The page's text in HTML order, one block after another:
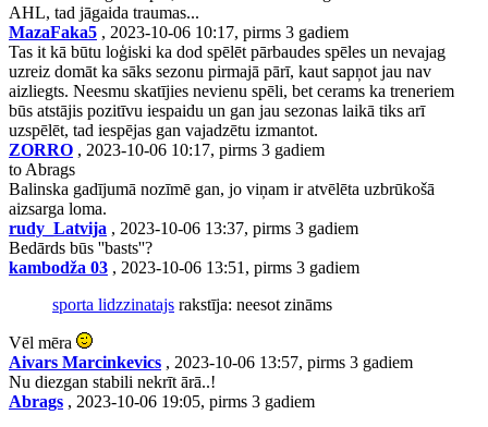
AHL, tad jāgaida traumas...
MazaFaka5 , 2023-10-06 10:17, pirms 3 gadiem
Tas it kā būtu loģiski ka dod spēlēt pārbaudes spēles un nevajag
uzreiz domāt ka sāks sezonu pirmajā pārī, kaut sapņot jau nav
aizliegts. Neesmu skatījies nevienu spēli, bet cerams ka treneriem
būs atstājis pozitīvu iespaidu un gan jau sezonas laikā tiks arī
uzspēlēt, tad iespējas gan vajadzētu izmantot.
ZORRO , 2023-10-06 10:17, pirms 3 gadiem
to Abrags
Balinska gadījumā nozīmē gan, jo viņam ir atvēlēta uzbrūkošā
aizsarga loma.
rudy_Latvija , 2023-10-06 13:37, pirms 3 gadiem
Bedārds būs ''basts''?
kambodža 03 , 2023-10-06 13:51, pirms 3 gadiem
sporta lidzzinatajs rakstīja: neesot zināms
Vēl mēra
Aivars Marcinkevics , 2023-10-06 13:57, pirms 3 gadiem
Nu diezgan stabili nekrīt ārā..!
Abrags , 2023-10-06 19:05, pirms 3 gadiem